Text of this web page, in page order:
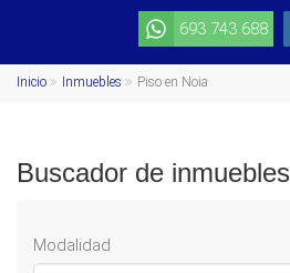
693 743 688
Inicio Inmuebles Piso en Noia
Buscador de inmuebles
Modalidad